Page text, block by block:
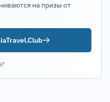
на призы от